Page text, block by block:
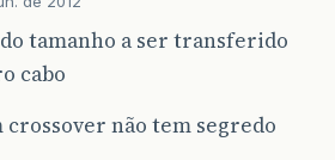
tamanho a ser transferido
cabo
crossover não tem segredo